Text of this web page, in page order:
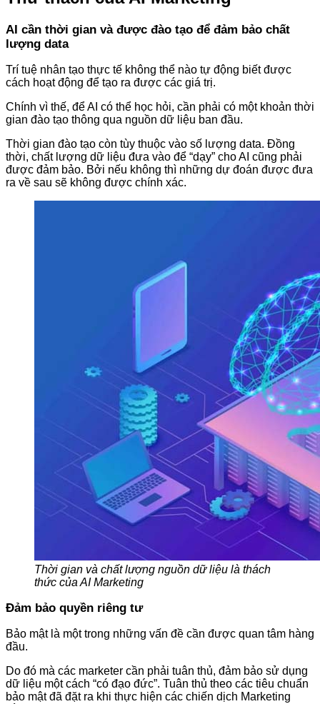
AI cần thời gian và được đào tạo để đảm bảo chất
lượng data
Trí tuệ nhân tạo thực tế không thể nào tự động biết được
cách hoạt động để tạo ra được các giá trị.
Chính vì thế, để AI có thể học hỏi, cần phải có một khoản thời
gian đào tạo thông qua nguồn dữ liệu ban đầu.
Thời gian đào tạo còn tùy thuộc vào số lượng data. Đồng
thời, chất lượng dữ liệu đưa vào để “dạy” cho AI cũng phải
được đảm bảo. Bởi nếu không thì những dự đoán được đưa
ra về sau sẽ không được chính xác.
Thời gian và chất lượng nguồn dữ liệu là thách
thức của AI Marketing
Đảm bảo quyền riêng tư
Bảo mật là một trong những vấn đề cần được quan tâm hàng
đầu.
Do đó mà các marketer cần phải tuân thủ, đảm bảo sử dụng
dữ liệu một cách “có đạo đức”. Tuân thủ theo các tiêu chuẩn
bảo mật đã đặt ra khi thực hiện các chiến dịch Marketing